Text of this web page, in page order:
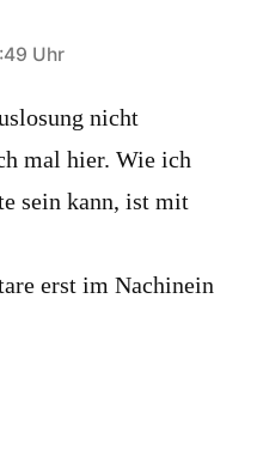
Uhr
nicht
mal hier. Wie ich
sein kann, ist mit
erst im Nachinein